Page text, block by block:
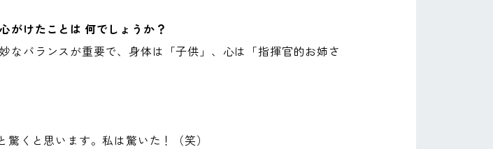
けたことは 何でしょうか？
なバランスが重要で、身体は「子供」、心は「指揮官的お姉さ
驚くと思います。私は驚いた！（笑）